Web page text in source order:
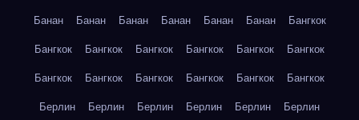
Банан
Банан Банан Банан Банан Банан
Бангкок
Бангкок
Бангкок Бангкок Бангкок Бангкок
Бангкок
Бангкок
Бангкок Бангкок Бангкок Бангкок
Бангкок
Берлин
Берлин Берлин Берлин Берлин Берлин